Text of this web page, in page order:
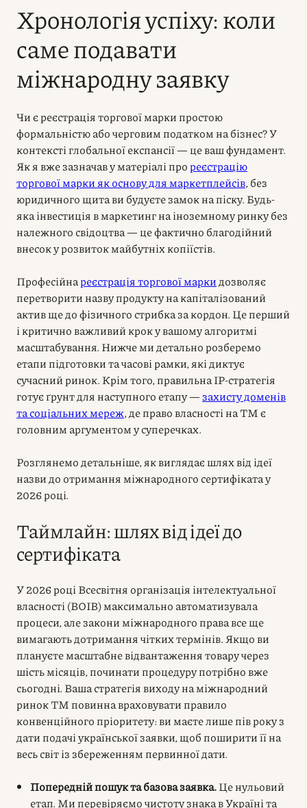
Хронологія успіху: коли
саме подавати
міжнародну заявку
Чи є реєстрація торгової марки простою
формальністю або черговим податком на бізнес? У
контексті глобальної експансії — це ваш фундамент.
Як я вже зазначав у матеріалі про реєстрацію
торгової марки як основу для маркетплейсів, без
юридичного щита ви будуєте замок на піску. Будь-
яка інвестиція в маркетинг на іноземному ринку без
належного свідоцтва — це фактично благодійний
внесок у розвиток майбутніх копіїстів.
Професійнареєстрація торгової марки дозволяє
перетворити назву продукту на капіталізований
актив ще до фізичного стрибка за кордон. Це перший
і критично важливий крок у вашому алгоритмі
масштабування. Нижче ми детально розберемо
етапи підготовки та часові рамки, які диктує
сучасний ринок. Крім того, правильна IP-стратегія
готує ґрунт для наступного етапу — захисту доменів
та соціальних мереж, де право власності на ТМ є
головним аргументом у суперечках.
Розглянемо детальніше, як виглядає шлях від ідеї
назви до отримання міжнародного сертифіката у
2026 році.
Таймлайн: шлях від ідеї до
сертифіката
У 2026 році Всесвітня організація інтелектуальної
власності (ВОІВ) максимально автоматизувала
процеси, але закони міжнародного права все ще
вимагають дотримання чітких термінів. Якщо ви
плануєте масштабне відвантаження товару через
шість місяців, починати процедуру потрібно вже
сьогодні. Ваша стратегія виходу на міжнародний
ринок ТМ повинна враховувати правило
конвенційного пріоритету: ви маєте лише пів року з
дати подачі української заявки, щоб поширити її на
весь світ із збереженням первинної дати.
Попередній пошук та базова заявка.Це нульовий
етап. Ми перевіряємо чистоту знака в Україні та